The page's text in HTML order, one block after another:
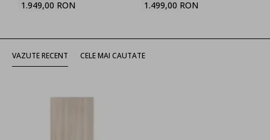
1.949,00 RON 1.499,00 RON
VAZUTE RECENT CELE MAI CAUTATE